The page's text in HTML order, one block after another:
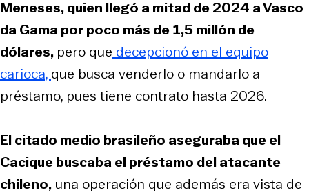
Meneses, quien llegó a mitad de 2024 a Vasco
da Gama por poco más de 1,5 millón de
dólares, pero que decepcionó en el equipo
carioca, que busca venderlo o mandarlo a
préstamo, pues tiene contrato hasta 2026.
El citado medio brasileño aseguraba que el
Cacique buscaba el préstamo del atacante
chileno, una operación que además era vista de